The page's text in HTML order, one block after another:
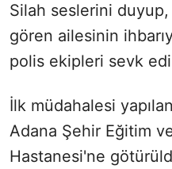
Silah seslerini duyup,
gören ailesinin
polis ekipleri sevk
İlk müdahalesi
Adana Şehir Eğitim
Hastanesi'ne